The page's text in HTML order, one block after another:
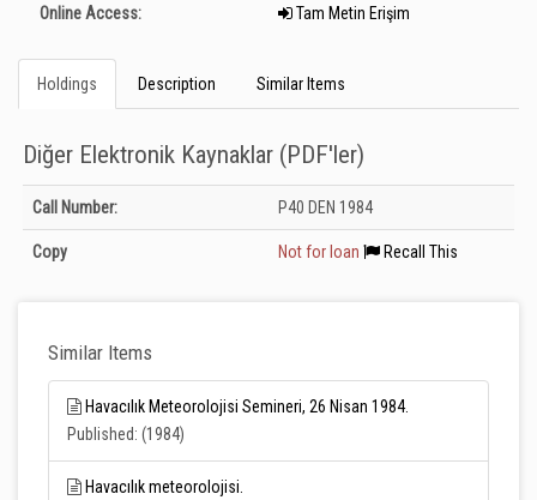
Online Access: Tam Metin Erişim
Holdings Description Similar Items
Diğer Elektronik Kaynaklar (PDF'ler)
Holdings details from Diğer Elektronik Kaynaklar (PDF&#039;ler): Unknown
Call Number: P40 DEN 1984
Copy Not for loan Recall This
Similar Items
Havacılık Meteorolojisi Semineri, 26 Nisan 1984.
Published: (1984)
Havacılık meteorolojisi.